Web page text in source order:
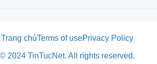
Trang chủTerms of usePrivacy Policy
© 2024 TinTucNet. All rights reserved.